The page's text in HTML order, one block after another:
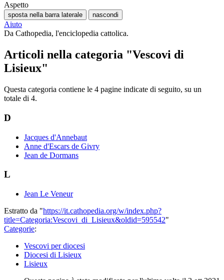
Aspetto
sposta nella barra laterale nascondi
Aiuto
Da Cathopedia, l'enciclopedia cattolica.
Articoli nella categoria "Vescovi di
Lisieux"
Questa categoria contiene le 4 pagine indicate di seguito, su un
totale di 4.
D
Jacques d'Annebaut
Anne d'Escars de Givry
Jean de Dormans
L
Jean Le Veneur
Estratto da "https://it.cathopedia.org/w/index.php?
title=Categoria:Vescovi_di_Lisieux&oldid=595542"
Categorie:
Vescovi per diocesi
Diocesi di Lisieux
Lisieux